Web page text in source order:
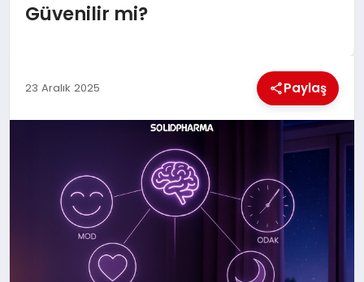
EĞITIM
Güvenilir mi?
23 Aralık 2025 Paylaş